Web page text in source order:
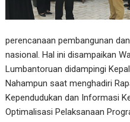
perencanaan pembangunan
nasional. Hal ini disampaikan
Lumbantoruan didampingi
Nahampun saat menghadiri
Kependudukan dan Informasi
Optimalisasi Pelaksanaan